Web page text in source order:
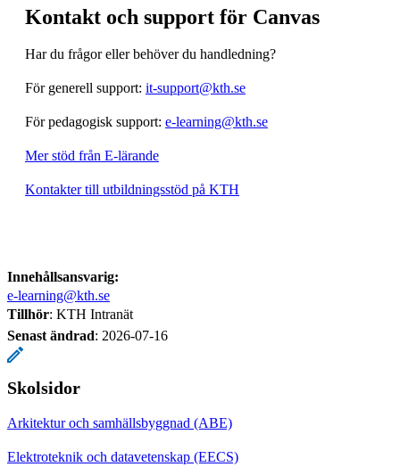
Kontakt och support för Canvas
Har du frågor eller behöver du handledning?
För generell support: it-support@kth.se
För pedagogisk support: e-learning@kth.se
Mer stöd från E-lärande
Kontakter till utbildningsstöd på KTH
Innehållsansvarig:
e-learning@kth.se
Tillhör: KTH Intranät
Senast ändrad: 2026-07-16
Skolsidor
Arkitektur och samhällsbyggnad (ABE)
Elektroteknik och datavetenskap (EECS)